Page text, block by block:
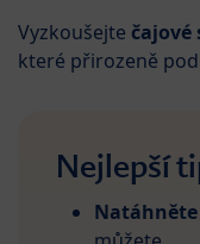
Vyzkoušejte čajové
které přirozeně
Nejlepší